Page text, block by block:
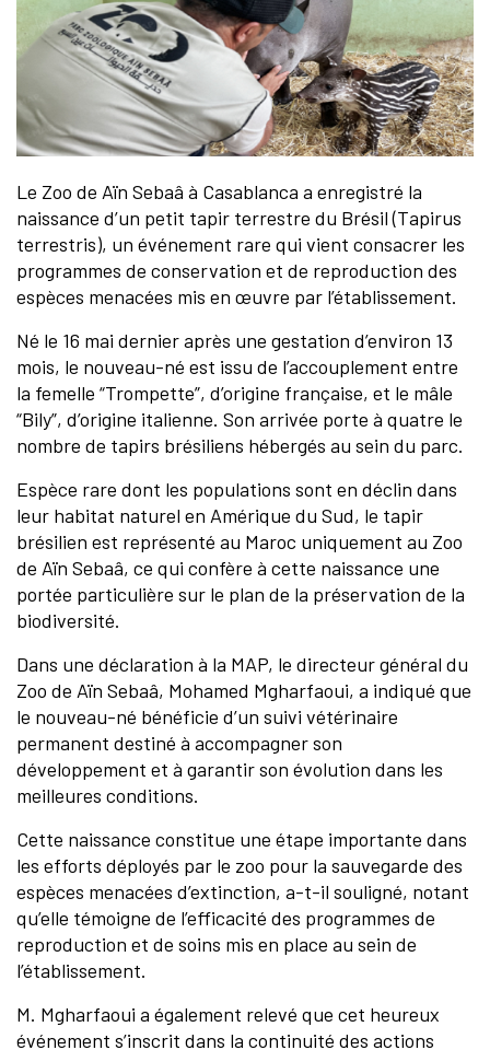
Le Zoo de Aïn Sebaâ à Casablanca a enregistré la
naissance d’un petit tapir terrestre du Brésil (Tapirus
terrestris), un événement rare qui vient consacrer les
programmes de conservation et de reproduction des
espèces menacées mis en œuvre par l’établissement.
Né le 16 mai dernier après une gestation d’environ 13
mois, le nouveau-né est issu de l’accouplement entre
la femelle “Trompette”, d’origine française, et le mâle
“Bily”, d’origine italienne. Son arrivée porte à quatre le
nombre de tapirs brésiliens hébergés au sein du parc.
Espèce rare dont les populations sont en déclin dans
leur habitat naturel en Amérique du Sud, le tapir
brésilien est représenté au Maroc uniquement au Zoo
de Aïn Sebaâ, ce qui confère à cette naissance une
portée particulière sur le plan de la préservation de la
biodiversité.
Dans une déclaration à la MAP, le directeur général du
Zoo de Aïn Sebaâ, Mohamed Mgharfaoui, a indiqué que
le nouveau-né bénéficie d’un suivi vétérinaire
permanent destiné à accompagner son
développement et à garantir son évolution dans les
meilleures conditions.
Cette naissance constitue une étape importante dans
les efforts déployés par le zoo pour la sauvegarde des
espèces menacées d’extinction, a-t-il souligné, notant
qu’elle témoigne de l’efficacité des programmes de
reproduction et de soins mis en place au sein de
l’établissement.
M. Mgharfaoui a également relevé que cet heureux
événement s’inscrit dans la continuité des actions